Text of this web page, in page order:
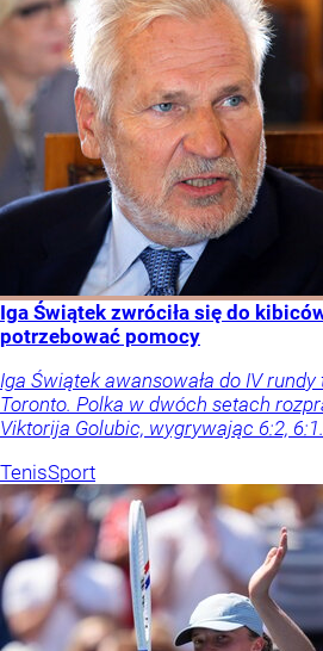
Iga Świątek zwróciła się do
potrzebować pomocy
Iga Świątek awansowała do IV
Toronto. Polka w dwóch setach
Viktorija Golubic, wygrywając 6:2, 6:1.
TenisSport